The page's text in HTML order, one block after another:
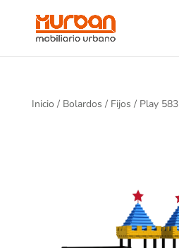
Inicio / Bolardos / Fijos / Play 583